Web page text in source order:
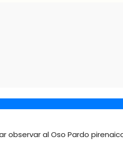
observar al Oso Pardo